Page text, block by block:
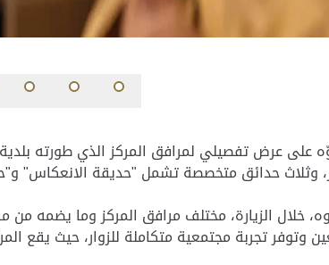
على عرض تفصيلي لمرافق المركز الذي طورته
خلال الزيارة، مختلف مرافق المركز وما يضمه
وتوفر تجربة مجتمعية متكاملة للزوار، حيث يقع